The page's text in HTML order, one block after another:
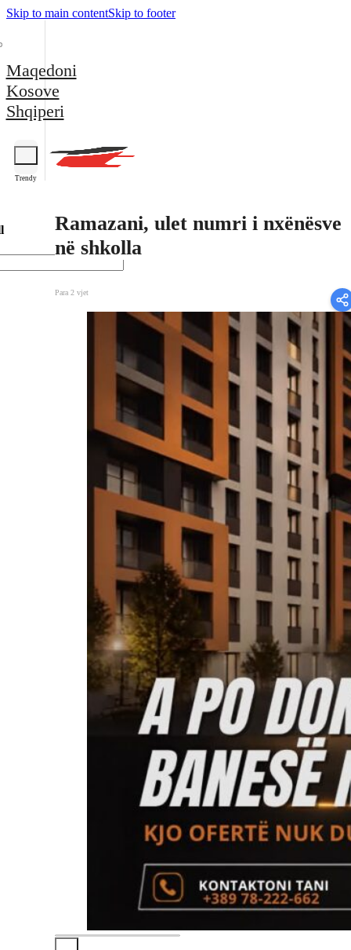
Skip to main contentSkip to footer
Maqedoni
Kosove
Shqiperi
Trendy
Ramazani, ulet numri i nxënësve
në shkolla
Para 2 vjet